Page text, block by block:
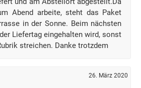
Abend arbeite, steht das Paket
in der Sonne. Beim nächsten
Liefertag eingehalten wird, sonst
streichen. Danke trotzdem
26. März 2020